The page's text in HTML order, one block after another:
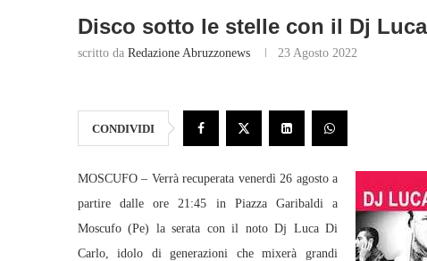
Disco sotto le stelle con il Dj
scritto da Redazione Abruzzonews 23 Agosto 2022
CONDIVIDI
MOSCUFO – Verrà recuperata venerdì 26 agosto a
partire dalle ore 21:45 in Piazza Garibaldi a
Moscufo (Pe) la serata con il noto Dj Luca Di
Carlo, idolo di generazioni che mixerà grandi